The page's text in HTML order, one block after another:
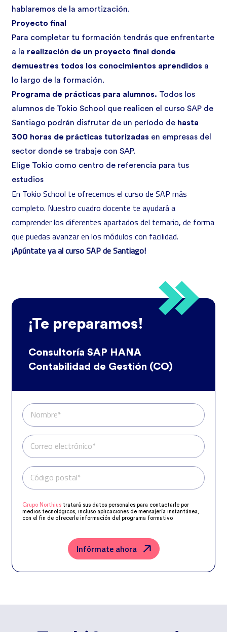
hablaremos de la amortización.
Proyecto final
Para completar tu formación tendrás que enfrentarte
a la realización de un proyecto final donde
demuestres todos los conocimientos aprendidos a
lo largo de la formación.
Programa de prácticas para alumnos. Todos los
alumnos de Tokio School que realicen el curso SAP de
Santiago podrán disfrutar de un período de hasta
300 horas de prácticas tutorizadas en empresas del
sector donde se trabaje con SAP.
Elige Tokio como centro de referencia para tus
estudios
En Tokio School te ofrecemos el curso de SAP más
completo. Nuestro cuadro docente te ayudará a
comprender los diferentes apartados del temario, de forma
que puedas avanzar en los módulos con facilidad.
¡Apúntate ya al curso SAP de Santiago!
¡Te preparamos!
Consultoría SAP HANA
Contabilidad de Gestión (CO)
Nombre*
Correo electrónico*
Teléfono*
Código postal*
Grupo Northius tratará sus datos personales para contactarle por
medios tecnológicos, incluso aplicaciones de mensajería instantánea,
con el fin de ofrecerle información del programa formativo
correspondiente. Compartiremos su solicitud con las empresas que
Grupo Northius
, con el objeto de que estas puedan
hacerle llegar la mejor oferta de productos y servicios de acuerdo a su
petición. Quedan reconocidos los derechos de acceso, rectificación,
Privacidad.
Infórmate ahora